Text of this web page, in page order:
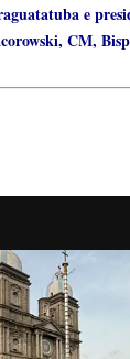
e
CM,